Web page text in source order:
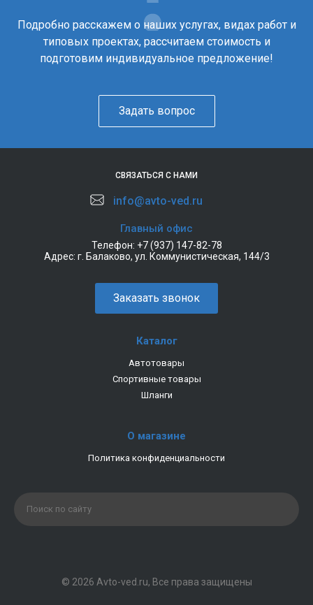
Подробно расскажем о наших услугах, видах работ и
типовых проектах, рассчитаем стоимость и
подготовим индивидуальное предложение!
Задать вопрос
СВЯЗАТЬСЯ С НАМИ
info@avto-ved.ru
Главный офис
Телефон: +7 (937) 147-82-78
Адрес: г. Балаково, ул. Коммунистическая, 144/3
Заказать звонок
Каталог
Автотовары
Спортивные товары
Шланги
О магазине
Политика конфиденциальности
© 2026 Avto-ved.ru, Все права защищены